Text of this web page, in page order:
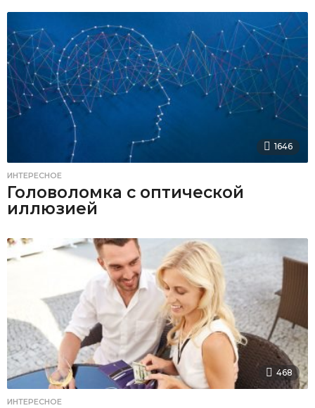
1646
ИНТЕРЕСНОЕ
Головоломка с оптической
иллюзией
468
ИНТЕРЕСНОЕ